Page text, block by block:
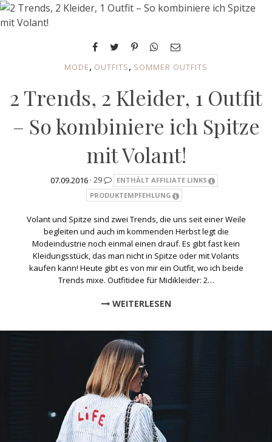
MODE, OUTFITS, SOMMER OUTFITS
2 Trends, 2 Kleider, 1 Outfit
– So kombiniere ich Spitze
mit Volant!
07.09.2016 · 29
ENTHÄLT AFFILIATE LINKS
PRODUKTEMPFEHLUNG
Volant und Spitze sind zwei Trends, die uns seit einer Weile
begleiten und auch im kommenden Herbst legt die
Modeindustrie noch einmal einen drauf. Es gibt fast kein
Kleidungsstück, das man nicht in Spitze oder mit Volants
kaufen kann! Heute gibt es von mir ein Outfit, wo ich beide
Trends mixe. Outfitidee für Midikleider: 2…
WEITERLESEN